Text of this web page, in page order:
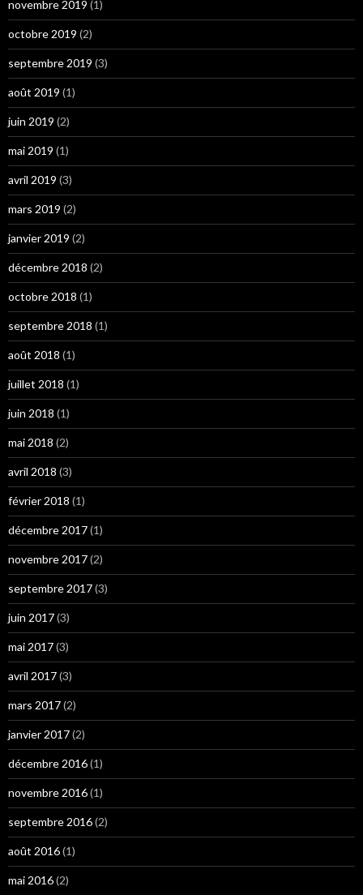
novembre 2019 (1)
octobre 2019 (2)
septembre 2019 (3)
août 2019 (1)
juin 2019 (2)
mai 2019 (1)
avril 2019 (3)
mars 2019 (2)
janvier 2019 (2)
décembre 2018 (2)
octobre 2018 (1)
septembre 2018 (1)
août 2018 (1)
juillet 2018 (1)
juin 2018 (1)
mai 2018 (2)
avril 2018 (3)
février 2018 (1)
décembre 2017(1)
novembre 2017(2)
septembre 2017(3)
juin 2017(3)
mai 2017(3)
avril 2017(3)
mars 2017(2)
janvier 2017(2)
décembre 2016(1)
novembre 2016(1)
septembre 2016(2)
août 2016(1)
mai 2016(2)